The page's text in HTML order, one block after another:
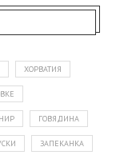
ХОРВАТИЯ
ГОВЯДИНА
ЗАПЕКАНКА